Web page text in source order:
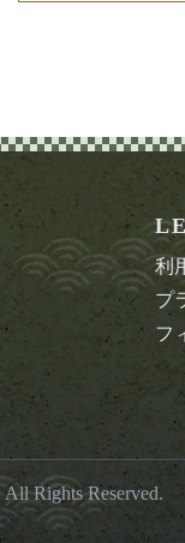
利
プ
フ
All Rights Reserved.